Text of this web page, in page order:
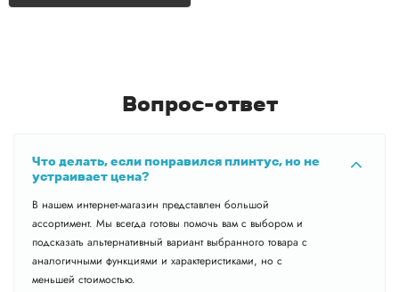
Вопрос-ответ
Что делать, если понравился плинтус, но не
устраивает цена?
В нашем интернет-магазин представлен большой
ассортимент. Мы всегда готовы помочь вам с выбором и
подсказать альтернативный вариант выбранного товара с
аналогичными функциями и характеристиками, но с
меньшей стоимостью.